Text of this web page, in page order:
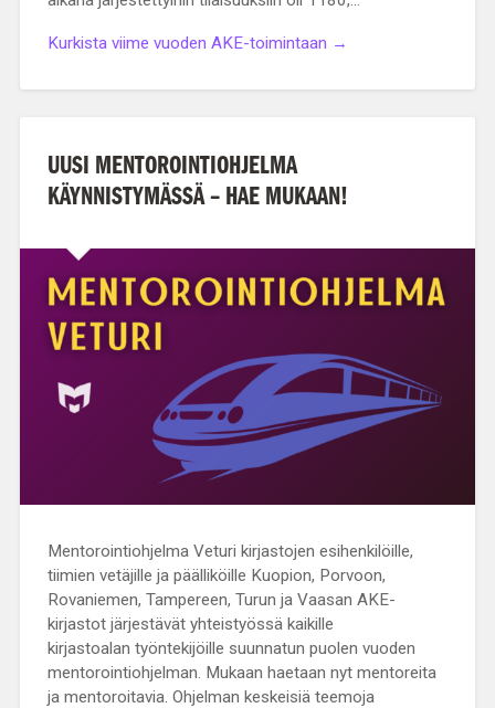
Kurkista viime vuoden AKE-toimintaan →
UUSI MENTOROINTIOHJELMA
KÄYNNISTYMÄSSÄ – HAE MUKAAN!
Mentorointiohjelma Veturi kirjastojen esihenkilöille,
tiimien vetäjille ja päälliköille Kuopion, Porvoon,
Rovaniemen, Tampereen, Turun ja Vaasan AKE-
kirjastot järjestävät yhteistyössä kaikille
kirjastoalan työntekijöille suunnatun puolen vuoden
mentorointiohjelman. Mukaan haetaan nyt mentoreita
ja mentoroitavia. Ohjelman keskeisiä teemoja